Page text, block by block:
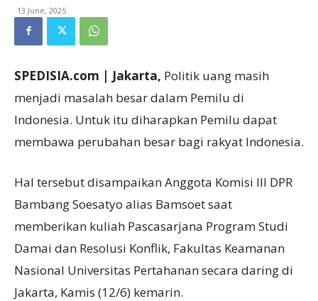
13 June, 2025
SPEDISIA.com | Jakarta, Politik uang masih
menjadi masalah besar dalam Pemilu di
Indonesia. Untuk itu diharapkan Pemilu dapat
membawa perubahan besar bagi rakyat Indonesia.
Hal tersebut disampaikan Anggota Komisi III DPR
Bambang Soesatyo alias Bamsoet saat
memberikan kuliah Pascasarjana Program Studi
Damai dan Resolusi Konflik, Fakultas Keamanan
Nasional Universitas Pertahanan secara daring di
Jakarta, Kamis (12/6) kemarin.